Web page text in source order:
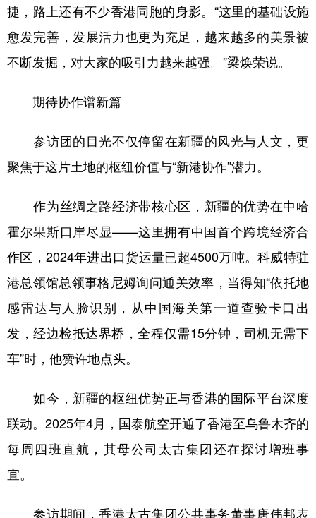
捷，路上还有不少香港同胞的身影。“这里的基础设施
愈发完善，发展活力也更为充足，越来越多的美景被
不断发掘，对大家的吸引力越来越强。”梁焕荣说。
期待协作谱新篇
参访团的目光不仅停留在新疆的风光与人文，更
聚焦于这片土地的枢纽价值与“新港协作”潜力。
作为丝绸之路经济带核心区，新疆的优势在中哈
霍尔果斯口岸尽显——这里拥有中国首个跨境经济合
作区，2024年进出口货运量已超4500万吨。科威特驻
港总领馆总领事格尼姆询问通关效率，当得知“依托地
感雷达与人脸识别，从中国海关第一道查验卡口出
发，经边检抵达界桥，全程仅需15分钟，司机无需下
车”时，他赞许地点头。
如今，新疆的枢纽优势正与香港的国际平台深度
联动。2025年4月，国泰航空开通了香港至乌鲁木齐的
每周四班直航，其母公司太古集团还在探讨增班事
宜。
参访期间，香港太古集团公共事务董事唐伟邦表